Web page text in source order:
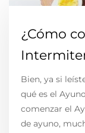
¿Cómo
Bien, ya si
qué es el
comenzar el
de ayuno,